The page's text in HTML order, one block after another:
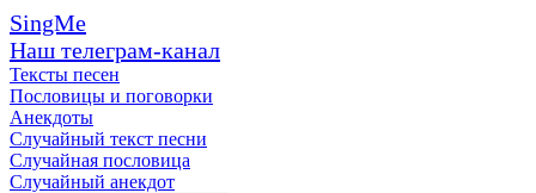
SingMe
Наш телеграм-канал
Тексты песен
Пословицы и поговорки
Анекдоты
Случайный текст песни
Случайная пословица
Случайный анекдот